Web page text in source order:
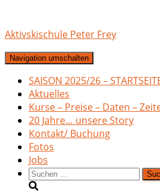
Aktivskischule Peter Frey
Navigation umschalten
SAISON 2025/26 –
Aktuelles
Kurse – Preise – Daten –
20 Jahre… unsere Story
Kontakt/ Buchung
Fotos
Jobs
Suchen
nach: